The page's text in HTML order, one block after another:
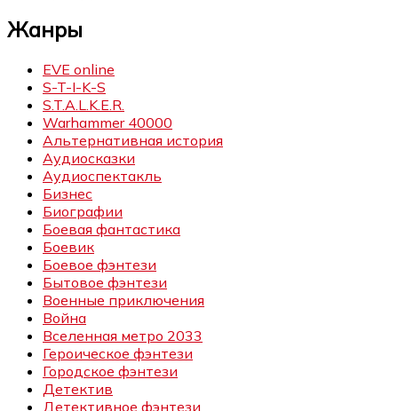
Жанры
EVE online
S-T-I-K-S
S.T.A.L.K.E.R.
Warhammer 40000
Альтернативная история
Аудиосказки
Аудиоспектакль
Бизнес
Биографии
Боевая фантастика
Боевик
Боевое фэнтези
Бытовое фэнтези
Военные приключения
Война
Вселенная метро 2033
Героическое фэнтези
Городское фэнтези
Детектив
Детективное фэнтези